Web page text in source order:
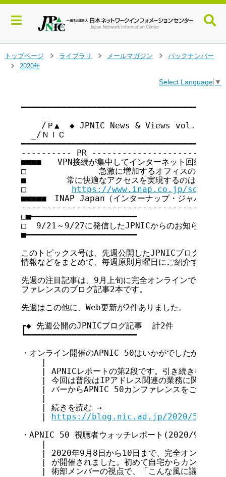
トップページ
ライブラリ
メールマガジン
バックナンバー
2020年
Select Language ▼
━━━━━━━━━━━━━━━━━━━━━━━━━━━━━━━━━━━
/Ｐ▲  ◆ JPNIC News & Views vol.1797【
  _/ＮＩＣ
━━━━━━━━━━━━━━━━━━━━━━━━━━━━━━━━━━━
---------- PR
■■■■　　VPN接続が集中してインターネット回線がひ
□　　　　　　　　　急激に増加するオフィスの通信量
■　　　　　常に快適なアクセスを実現するのは”帯域
□ https://www.inap.co.jp/
■■■■■　INAP Japan（インターナップ・ジャパン株
□■━━━━━━━━━━━━━━━━━━━━━
□  9/21～9/27に発信したJPNICからのお知らせ
■━━━━━━━━━━━━━━━━━━━━━━
このトピックス号は、先週公開したJPNICブログ記事
情報などをまとめて、毎週原則月曜日にご紹介するもの
先週の注目記事は、9月上旬に完全オンラインで開催
ファレンスのブログ記事2本です。
先週はこの他に、Web更新が2件ありました。
┏◆ 先週公開のJPNICブログ記事  計2件
┗━━━━━━━━━━━━━━━━━━━━━━
・オンライン開催のAPNIC 50はいかがでしたか？
    |
| APNICレポートの第2段です。引き続き参加者
| 今回は普段はIPアドレス関連の業務に関わって
| バーからAPNIC 50カンファレンスをご紹介し
    |
    | 続きを読む →
    |
https://blog.nic.ad.jp/2020/5238/
・APNIC 50 視聴者ウォッチレポート(2020/9/23)
    |
| 2020年9月8日から10日まで、完全オンライン
| が開催されました。初めて自宅からカンファ
| 術部メンバーの視点で、「こんな風に議論を見